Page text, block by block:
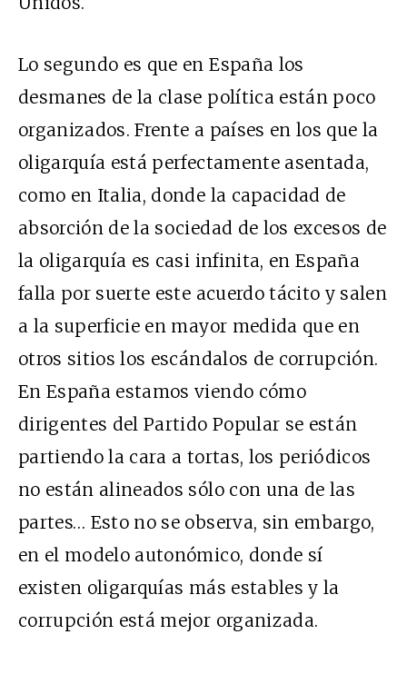
Lo segundo es que en España los
desmanes de la clase política están poco
organizados. Frente a países en los que la
oligarquía está perfectamente asentada,
como en Italia, donde la capacidad de
absorción de la sociedad de los excesos de
la oligarquía es casi infinita, en España
falla por suerte este acuerdo tácito y salen
a la superficie en mayor medida que en
otros sitios los escándalos de corrupción.
En España estamos viendo cómo
dirigentes del Partido Popular se están
partiendo la cara a tortas, los periódicos
no están alineados sólo con una de las
partes… Esto no se observa, sin embargo,
en el modelo autonómico, donde sí
existen oligarquías más estables y la
corrupción está mejor organizada.